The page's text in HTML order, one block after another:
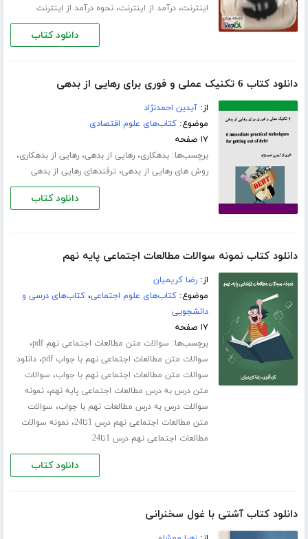
اینترنت،درآمد از اینترنت،نحوه درآمد از اینترنت
دانلود کتاب
دانلود کتاب 6 تکنیک عملی و فوری برای رهایی از بدهی
از:آیدین احمدنژاد
موضوع:کتاب‌های علوم اقتصادی
۱۷ صفحه
برچسب‌ها:بدهکاری،رهایی از بدهی،رهایی از بدهکاری،
روش های رهایی از بدهی، ترفندهای رهایی از بدهی
دانلود کتاب
دانلود کتاب نمونه سوالات مطالعات اجتماعی پایه نهم
از:رضا کریمیان
موضوع:کتاب‌های علوم اجتماعی،کتاب‌های درسی و
دانشجویی
۱۷ صفحه
برچسب‌ها: سوالات متن مطالعات اجتماعی نهم pdf ،
سوالات متن مطالعات اجتماعی نهم با جواب pdf ،دانلود
سوالات متن مطالعات اجتماعی نهم با جواب، سوالات
متن درس به درس مطالعات اجتماعی پایه نهم،نمونه
سوالات درس به درس مطالعات نهم با جواب، سوالات
متن مطالعات اجتماعی نهم درس 1تا24
،نمونه سوالات
مطالعات اجتماعی نهم درس 1تا24
دانلود کتاب
دانلود کتاب آشتی با غول سخنرانی